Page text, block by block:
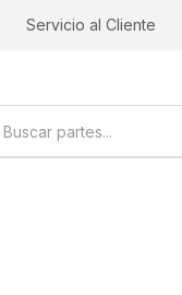
Servicio al Cliente